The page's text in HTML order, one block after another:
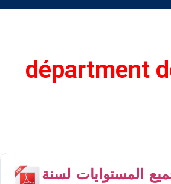
départment
المستوايات لسنة